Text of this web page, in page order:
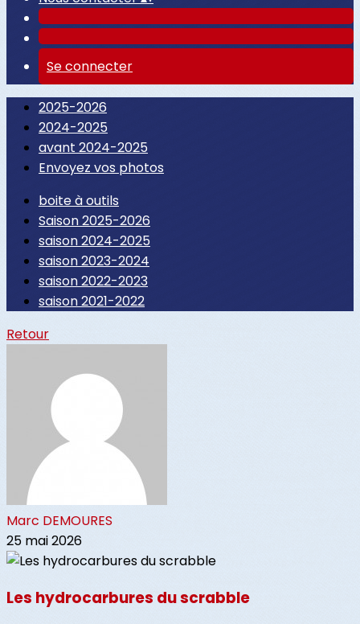
Se connecter
2025-2026
2024-2025
avant 2024-2025
Envoyez vos photos
boite à outils
Saison 2025-2026
saison 2024-2025
saison 2023-2024
saison 2022-2023
saison 2021-2022
Retour
Marc DEMOURES
25 mai 2026
Les hydrocarbures du scrabble